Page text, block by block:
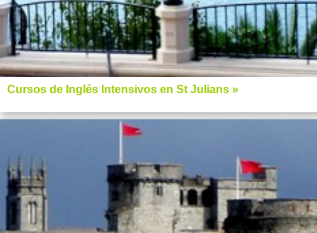
Cursos de Inglés Intensivos en St Julians »